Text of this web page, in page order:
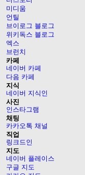
미디움
언틸
브이로그 블로그
위키독스 블로그
엑스
브런치
카페
네이버 카페
다음 카페
지식
네이버 지식인
사진
인스타그램
채팅
카카오톡 채널
직업
링크드인
지도
네이버 플레이스
구글 지도